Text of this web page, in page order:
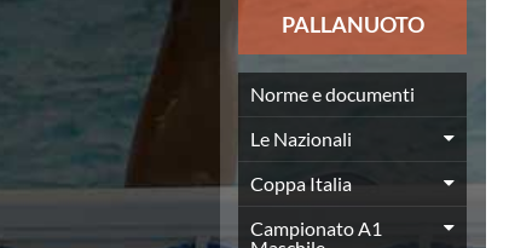
News
Europei a modo Mei
Nuoto
Eventi attività agonistica
Calendario nazionale
Norme e documenti
Risultati e Classifiche
Graduatorie
PALLANUOTO
Norme e documenti
Le Nazionali
Coppa Italia
Campionato A1